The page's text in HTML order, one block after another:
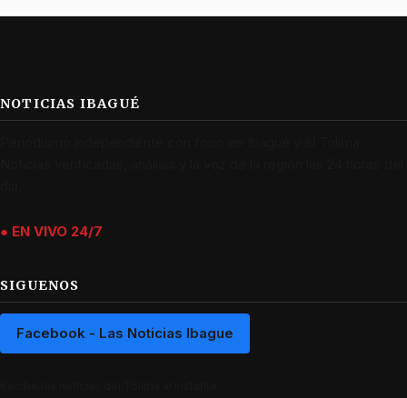
NOTICIAS IBAGUÉ
● EN VIVO 24/7
SIGUENOS
Facebook - Las Noticias Ibague